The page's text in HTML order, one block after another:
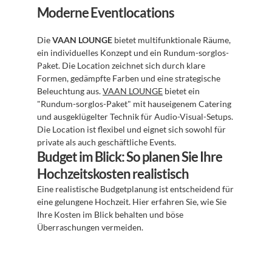
Moderne Eventlocations
Die VAAN LOUNGE bietet multifunktionale Räume,
ein individuelles Konzept und ein Rundum-sorglos-
Paket. Die Location zeichnet sich durch klare
Formen, gedämpfte Farben und eine strategische
Beleuchtung aus. VAAN LOUNGE bietet ein
"Rundum-sorglos-Paket" mit hauseigenem Catering
und ausgeklügelter Technik für Audio-Visual-Setups.
Die Location ist flexibel und eignet sich sowohl für
private als auch geschäftliche Events.
Budget im Blick: So planen Sie Ihre
Hochzeitskosten realistisch
Eine realistische Budgetplanung ist entscheidend für
eine gelungene Hochzeit. Hier erfahren Sie, wie Sie
Ihre Kosten im Blick behalten und böse
Überraschungen vermeiden.